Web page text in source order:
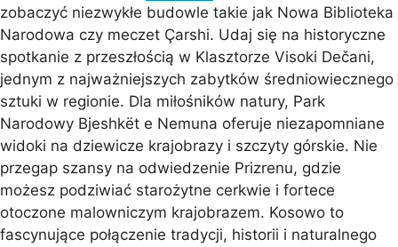
zobaczyć niezwykłe budowle takie jak Nowa Biblioteka
Narodowa czy meczet Çarshi. Udaj się na historyczne
spotkanie z przeszłością w Klasztorze Visoki Dečani,
jednym z najważniejszych zabytków średniowiecznego
sztuki w regionie. Dla miłośników natury, Park
Narodowy Bjeshkët e Nemuna oferuje niezapomniane
widoki na dziewicze krajobrazy i szczyty górskie. Nie
przegap szansy na odwiedzenie Prizrenu, gdzie
możesz podziwiać starożytne cerkwie i fortece
otoczone malowniczym krajobrazem. Kosowo to
fascynujące połączenie tradycji, historii i naturalnego